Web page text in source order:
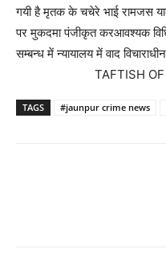
गयी है मृतक के चचेरे भाई रामजस
पर मुकदमा पंजीकृत करआवश्यक
सम्बन्ध में न्यायालय में वाद
TAFTISH
TAGS #jaunpur crime news